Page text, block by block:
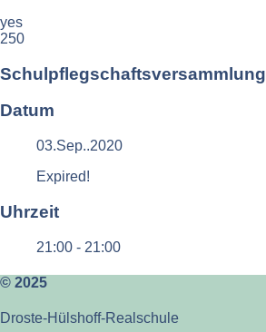
yes
250
Schulpflegschaftsversammlung
Datum
03.Sep..2020
Expired!
Uhrzeit
21:00 - 21:00
© 2025
Droste-Hülshoff-Realschule